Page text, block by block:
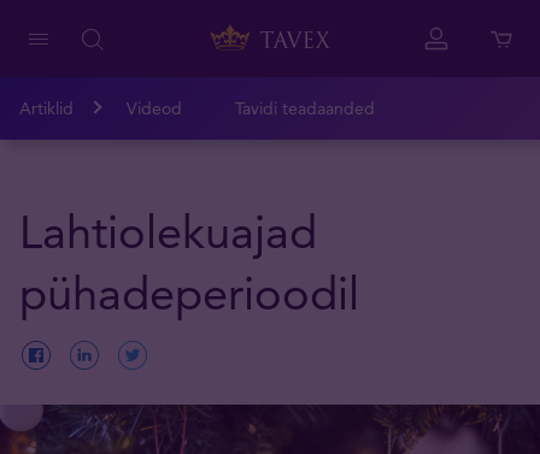
Artiklid Videod Tavidi teadaanded
Lahtiolekuajad
pühadeperioodil